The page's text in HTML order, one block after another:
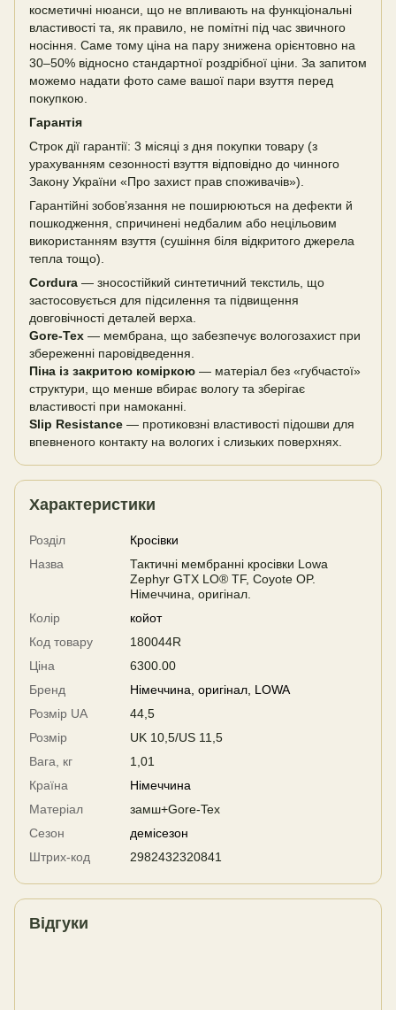
косметичні нюанси, що не впливають на функціональні
властивості та, як правило, не помітні під час звичного
носіння. Саме тому ціна на пару знижена орієнтовно на
30–50% відносно стандартної роздрібної ціни. За запитом
можемо надати фото саме вашої пари взуття перед
покупкою.
Гарантія
Строк дії гарантії: 3 місяці з дня покупки товару (з
урахуванням сезонності взуття відповідно до чинного
Закону України «Про захист прав споживачів»).
Гарантійні зобов’язання не поширюються на дефекти й
пошкодження, спричинені недбалим або нецільовим
використанням взуття (сушіння біля відкритого джерела
тепла тощо).
Cordura — зносостійкий синтетичний текстиль, що
застосовується для підсилення та підвищення
довговічності деталей верха.
Gore-Tex — мембрана, що забезпечує вологозахист при
збереженні паровідведення.
Піна із закритою коміркою — матеріал без «губчастої»
структури, що менше вбирає вологу та зберігає
властивості при намоканні.
Slip Resistance — протиковзні властивості підошви для
впевненого контакту на вологих і слизьких поверхнях.
Характеристики
Розділ
Кросівки
Назва
Тактичні мембранні кросівки Lowa
Zephyr GTX LO® TF, Coyote OP.
Німеччина, оригінал.
Колір
койот
Код товару
180044R
Ціна
6300.00
Бренд
Німеччина, оригінал, LOWA
Розмір UA
44,5
Розмір
UK 10,5/US 11,5
Вага, кг
1,01
Країна
Німеччина
Матеріал
замш+Gore-Tex
Сезон
демісезон
Штрих-код
2982432320841
Відгуки